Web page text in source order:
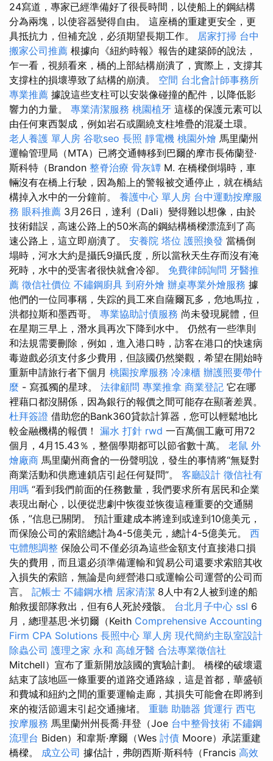
24寫道，專家已經準備好了很長時間，以使船上的鋼結構
分為兩塊，以使容器變得自由。 這座橋的重建更安全，更
具抵抗力，但補充說，必須期望長期工作。 居家打掃 台中
搬家公司推薦 根據向《紐約時報》報告的建築師的說法，
乍一看，視頻看來，橋的上部結構崩潰了，實際上，支撐其
支撐柱的損壞導致了結構的崩潰。 空間 台北會計師事務所
專業推薦 據說這些支柱可以安裝像碰撞的配件，以降低影
響力的力量。 專業清潔服務 桃園植牙 這樣的保護元素可以
由任何東西製成，例如岩石或圍繞支柱堆疊的混凝土環。
老人養護 單人房 谷歌seo 長照 靜電機 桃園外燴 馬里蘭州
運輸管理局（MTA）已將交通轉移到巴爾的摩市長佈蘭登·
斯科特（Brandon 整脊治療 骨灰罈 M. 在橋樑倒塌時，車
輛沒有在橋上行駛，因為船上的警報被交通停止，就在橋結
構掉入水中的一分鐘前。 養護中心 單人房 台中運動按摩服
務 眼科推薦 3月26日，達利（Dali）變得難以想像，由於
技術錯誤，高速公路上的50米高的鋼結構橋樑漂流到了高
速公路上，這立即崩潰了。 安養院 塔位 護照換發 當橋倒
塌時，河水大約是攝氏9攝氏度，所以當秋天生存而沒有淹
死時，水中的受害者很快就會冷卻。 免費律師詢問 牙醫推
薦 徵信社價位 不鏽鋼廚具 到府外燴 辦桌專業外燴服務 據
他們的一位同事稱，失踪的員工來自薩爾瓦多，危地馬拉，
洪都拉斯和墨西哥。 專業協助討債服務 尚未發現屍體，但
在星期三早上，潛水員再次下降到水中。 仍然有一些準則
和法規需要刪除，例如，進入港口時，訪客在港口的快速病
毒遊戲必須支付多少費用，但該國仍然樂觀，希望在開始時
重新申請旅行者下個月 桃園按摩服務 冷凍櫃 辦護照要帶什
麼 - 寫孤獨的星球。 法律顧問 專業推拿 商業登記 它在哪
裡藉口都沒關係，因為銀行的報價之間可能存在顯著差異。
杜拜簽證 借助您的Bank360貸款計算器，您可以輕鬆地比
較金融機構的報價！ 漏水 打針 rwd 一百萬個工廠可用72
個月，4月15.43％，整個學期都可以節省數十萬。 老鼠 外
燴廠商 馬里蘭州商會的一份聲明說，發生的事情將“無疑對
商業活動和供應連鎖店引起任何疑問”。 客廳設計 徵信社有
用嗎 “看到我們前面的任務數量，我們要求所有居民和企業
表現出耐心，以便從悲劇中恢復並恢復這種重要的交通關
係，”信息已關閉。 預計重建成本將達到或達到10億美元，
而保險公司的索賠總計為4-5億美元，總計4-5億美元。 西
屯體態調整 保險公司不僅必須為這些金額支付直接港口損
失的費用，而且還必須準備運輸和貿易公司還要求索賠其收
入損失的索賠，無論是向經營港口或運輸公司運營的公司而
言。 記帳士 不鏽鋼水槽 居家清潔 8人中有2人被到達的船
舶救援部隊救出，但有6人死於殘骸。 台北月子中心 ssl 6
月，總理基思·米切爾（Keith Comprehensive Accounting
Firm CPA Solutions 長照中心 單人房 現代簡約主臥室設計
除蟲公司 護理之家 永和 高雄牙醫 合法專業徵信社
Mitchell）宣布了重新開放該國的實驗計劃。 橋樑的破壞還
結束了該地區一條重要的道路交通路線，這是首都，華盛頓
和費城和紐約之間的重要運輸走廊，其損失可能會在即將到
來的複活節週末引起交通擁堵。 重聽 助聽器 貨運行 西屯
按摩服務 馬里蘭州州長喬·拜登（Joe 台中整骨技術 不鏽鋼
流理台 Biden）和韋斯·摩爾（Wes 討債 Moore）承諾重建
橋樑。 成立公司 據估計，弗朗西斯·斯科特（Francis 高效